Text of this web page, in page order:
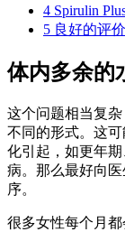
4 Spirulin
5 良好的评
体内多余的
这个问题相当复
不同的形式。这
化引起，如更年
病。那么最好向
序。
很多女性每个月